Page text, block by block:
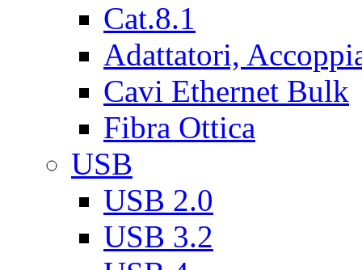
Cat.8.1
Adattatori,
Cavi Ethernet Bulk
Fibra Ottica
USB
USB 2.0
USB 3.2